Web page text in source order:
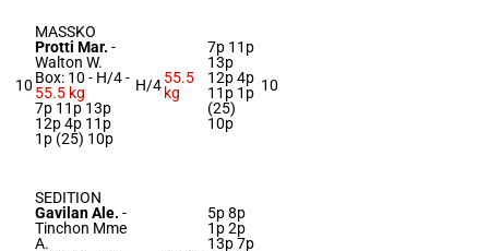
10
MASSKO
Protti Mar. -
Walton W.
Box: 10 - H/4 -
55.5 kg
7p 11p 13p
12p 4p 11p
1p (25) 10p
H/455.5
kg
7p 11p
13p
12p 4p
11p 1p
(25)
10p
10
SEDITION
Gavilan Ale. -
Tinchon Mme
A.
5p 8p
1p 2p
13p 7p